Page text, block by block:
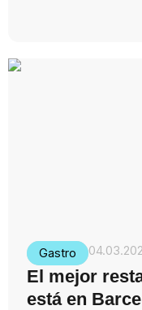
Gastro
El mejor
está en